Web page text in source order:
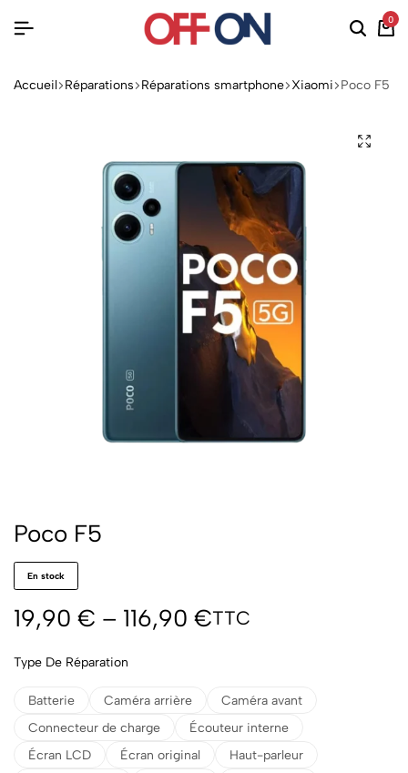
0
Accueil Réparations Réparations smartphone Xiaomi Poco F5
Poco F5
En stock
19,90 € – 116,90 €TTC
Type De Réparation
Batterie Caméra arrière
Caméra avant
Connecteur de charge
Écouteur interne
Écran LCD
Écran original
Haut-parleur